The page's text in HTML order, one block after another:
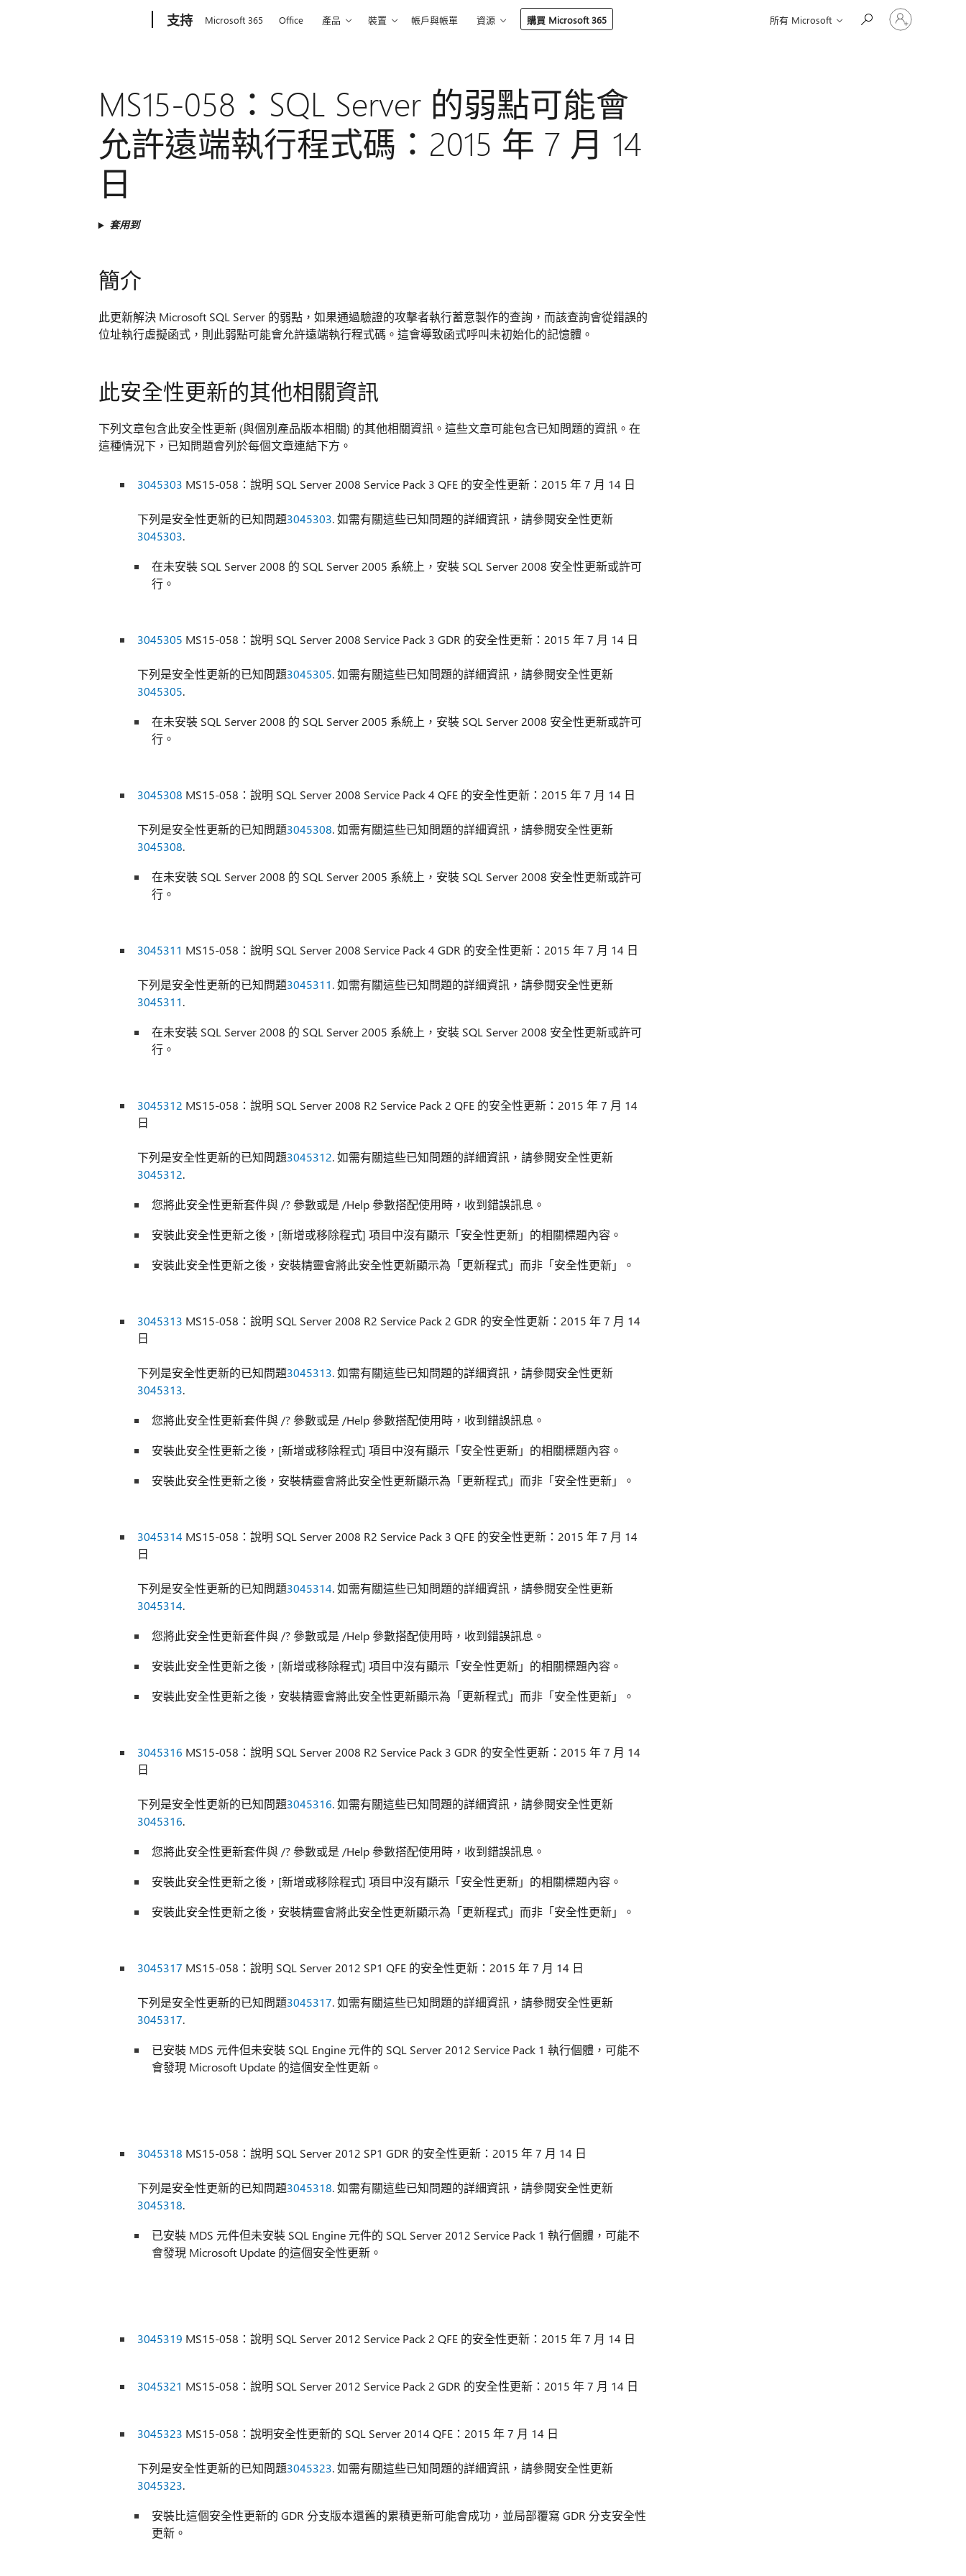
支持 Microsoft 365 Office 產品 裝置 帳戶與帳單 資源 購買 Microsoft 365 所有 Microsoft
登
入
MS15-058：SQL Server 的弱點可能會
允許遠端執行程式碼：2015 年 7 月 14
日
套用到
簡介
此更新解決 Microsoft SQL Server 的弱點，如果通過驗證的攻擊者執行蓄意製作的查詢，而該查詢會從錯誤的
位址執行虛擬函式，則此弱點可能會允許遠端執行程式碼。這會導致函式呼叫未初始化的記憶體。
此安全性更新的其他相關資訊
下列文章包含此安全性更新 (與個別產品版本相關) 的其他相關資訊。這些文章可能包含已知問題的資訊。在
這種情況下，已知問題會列於每個文章連結下方。
3045303 MS15-058：說明 SQL Server 2008 Service Pack 3 QFE 的安全性更新：2015 年 7 月 14 日
下列是安全性更新的已知問題3045303. 如需有關這些已知問題的詳細資訊，請參閱安全性更新
3045303.
在未安裝 SQL Server 2008 的 SQL Server 2005 系統上，安裝 SQL Server 2008 安全性更新或許可
行。
3045305 MS15-058：說明 SQL Server 2008 Service Pack 3 GDR 的安全性更新：2015 年 7 月 14 日
下列是安全性更新的已知問題3045305. 如需有關這些已知問題的詳細資訊，請參閱安全性更新
3045305.
在未安裝 SQL Server 2008 的 SQL Server 2005 系統上，安裝 SQL Server 2008 安全性更新或許可
行。
3045308 MS15-058：說明 SQL Server 2008 Service Pack 4 QFE 的安全性更新：2015 年 7 月 14 日
下列是安全性更新的已知問題3045308. 如需有關這些已知問題的詳細資訊，請參閱安全性更新
3045308.
在未安裝 SQL Server 2008 的 SQL Server 2005 系統上，安裝 SQL Server 2008 安全性更新或許可
行。
3045311 MS15-058：說明 SQL Server 2008 Service Pack 4 GDR 的安全性更新：2015 年 7 月 14 日
下列是安全性更新的已知問題3045311. 如需有關這些已知問題的詳細資訊，請參閱安全性更新
3045311.
在未安裝 SQL Server 2008 的 SQL Server 2005 系統上，安裝 SQL Server 2008 安全性更新或許可
行。
3045312 MS15-058：說明 SQL Server 2008 R2 Service Pack 2 QFE 的安全性更新：2015 年 7 月 14
日
下列是安全性更新的已知問題3045312. 如需有關這些已知問題的詳細資訊，請參閱安全性更新
3045312.
您將此安全性更新套件與 /? 參數或是 /Help 參數搭配使用時，收到錯誤訊息。
安裝此安全性更新之後，[新增或移除程式] 項目中沒有顯示「安全性更新」的相關標題內容。
安裝此安全性更新之後，安裝精靈會將此安全性更新顯示為「更新程式」而非「安全性更新」。
3045313 MS15-058：說明 SQL Server 2008 R2 Service Pack 2 GDR 的安全性更新：2015 年 7 月 14
日
下列是安全性更新的已知問題3045313. 如需有關這些已知問題的詳細資訊，請參閱安全性更新
3045313.
您將此安全性更新套件與 /? 參數或是 /Help 參數搭配使用時，收到錯誤訊息。
安裝此安全性更新之後，[新增或移除程式] 項目中沒有顯示「安全性更新」的相關標題內容。
安裝此安全性更新之後，安裝精靈會將此安全性更新顯示為「更新程式」而非「安全性更新」。
3045314 MS15-058：說明 SQL Server 2008 R2 Service Pack 3 QFE 的安全性更新：2015 年 7 月 14
日
下列是安全性更新的已知問題3045314. 如需有關這些已知問題的詳細資訊，請參閱安全性更新
3045314.
您將此安全性更新套件與 /? 參數或是 /Help 參數搭配使用時，收到錯誤訊息。
安裝此安全性更新之後，[新增或移除程式] 項目中沒有顯示「安全性更新」的相關標題內容。
安裝此安全性更新之後，安裝精靈會將此安全性更新顯示為「更新程式」而非「安全性更新」。
3045316 MS15-058：說明 SQL Server 2008 R2 Service Pack 3 GDR 的安全性更新：2015 年 7 月 14
日
下列是安全性更新的已知問題3045316. 如需有關這些已知問題的詳細資訊，請參閱安全性更新
3045316.
您將此安全性更新套件與 /? 參數或是 /Help 參數搭配使用時，收到錯誤訊息。
安裝此安全性更新之後，[新增或移除程式] 項目中沒有顯示「安全性更新」的相關標題內容。
安裝此安全性更新之後，安裝精靈會將此安全性更新顯示為「更新程式」而非「安全性更新」。
3045317 MS15-058：說明 SQL Server 2012 SP1 QFE 的安全性更新：2015 年 7 月 14 日
下列是安全性更新的已知問題3045317. 如需有關這些已知問題的詳細資訊，請參閱安全性更新
3045317.
已安裝 MDS 元件但未安裝 SQL Engine 元件的 SQL Server 2012 Service Pack 1 執行個體，可能不
會發現 Microsoft Update 的這個安全性更新。
3045318 MS15-058：說明 SQL Server 2012 SP1 GDR 的安全性更新：2015 年 7 月 14 日
下列是安全性更新的已知問題3045318. 如需有關這些已知問題的詳細資訊，請參閱安全性更新
3045318.
已安裝 MDS 元件但未安裝 SQL Engine 元件的 SQL Server 2012 Service Pack 1 執行個體，可能不
會發現 Microsoft Update 的這個安全性更新。
3045319 MS15-058：說明 SQL Server 2012 Service Pack 2 QFE 的安全性更新：2015 年 7 月 14 日
3045321 MS15-058：說明 SQL Server 2012 Service Pack 2 GDR 的安全性更新：2015 年 7 月 14 日
3045323 MS15-058：說明安全性更新的 SQL Server 2014 QFE：2015 年 7 月 14 日
下列是安全性更新的已知問題3045323. 如需有關這些已知問題的詳細資訊，請參閱安全性更新
3045323.
安裝比這個安全性更新的 GDR 分支版本還舊的累積更新可能會成功，並局部覆寫 GDR 分支安全性
更新。